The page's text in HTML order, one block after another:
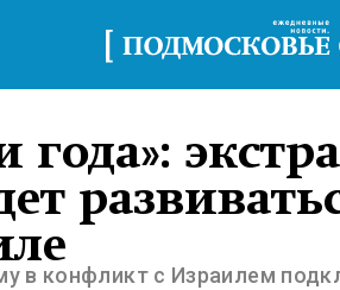
в конфликт с Израилем